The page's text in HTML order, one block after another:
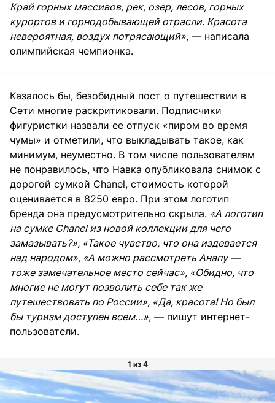
Край горных массивов, рек, озер, лесов, горных
курортов и горнодобывающей отрасли. Красота
невероятная, воздух потрясающий», — написала
олимпийская чемпионка.
Казалось бы, безобидный пост о путешествии в
Сети многие раскритиковали. Подписчики
фигуристки назвали ее отпуск «пиром во время
чумы» и отметили, что выкладывать такое, как
минимум, неуместно. В том числе пользователям
не понравилось, что Навка опубликовала снимок с
дорогой сумкой Chanel, стоимость которой
оценивается в 8250 евро. При этом логотип
бренда она предусмотрительно скрыла. «А логотип
на сумке Chanel из новой коллекции для чего
замазывать?», «Такое чувство, что она издевается
над народом», «А можно рассмотреть Анапу —
тоже замечательное место сейчас», «Обидно, что
многие не могут позволить себе так же
путешествовать по России», «Да, красота! Но был
бы туризм доступен всем…», — пишут интернет-
пользователи.
1 из 4